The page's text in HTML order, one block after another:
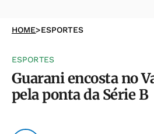
HOME>ESPORTES
ESPORTES
Guarani encosta no
pela ponta da Série B